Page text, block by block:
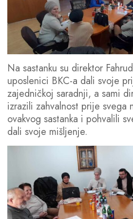
Na sastanku su direktor
uposlenici BKC-a dali svoje
zajedničkoj saradnji, a sami
izrazili zahvalnost prije svega
ovakvog sastanka i pohvalili
dali svoje mišljenje.